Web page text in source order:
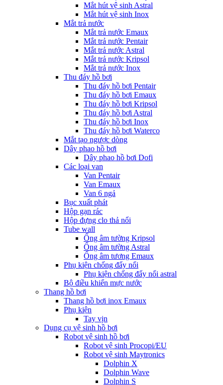
Mắt hút vệ sinh Astral
Mắt hút vệ sinh Inox
Mắt trả nước
Mắt trả nước Emaux
Mắt trả nước Pentair
Mắt trả nước Astral
Mắt trả nước Kripsol
Mắt trả nước Inox
Thu đáy hồ bơi
Thu đáy hồ bơi Pentair
Thu đáy hồ bơi Emaux
Thu đáy hồ bơi Kripsol
Thu đáy hồ bơi Astral
Thu đáy hồ bơi Inox
Thu đáy hồ bơi Waterco
Mắt tạo ngược dòng
Dây phao hồ bơi
Dây phao hồ bơi Dofi
Các loại van
Van Pentair
Van Emaux
Van 6 ngả
Bục xuất phát
Hộp gạn rác
Hộp đựng clo thả nổi
Tube wall
Ống âm tường Kripsol
Ống âm tường Astral
Ống âm tương Emaux
Phụ kiện chống đẩy nổi
Phụ kiện chống đẩy nổi astral
Bộ điều khiển mực nước
Thang hồ bơi
Thang hồ bơi inox Emaux
Phụ kiện
Tay vịn
Dụng cụ vệ sinh hồ bơi
Robot vệ sinh hồ bơi
Robot vệ sinh Procopi/EU
Robot vệ sinh Maytronics
Dolphin X
Dolphin Wave
Dolphin S